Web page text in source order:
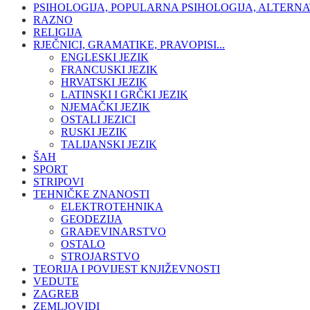
PSIHOLOGIJA, POPULARNA PSIHOLOGIJA,
RAZNO
RELIGIJA
RJEČNICI, GRAMATIKE, PRAVOPISI...
ENGLESKI JEZIK
FRANCUSKI JEZIK
HRVATSKI JEZIK
LATINSKI I GRČKI JEZIK
NJEMAČKI JEZIK
OSTALI JEZICI
RUSKI JEZIK
TALIJANSKI JEZIK
ŠAH
SPORT
STRIPOVI
TEHNIČKE ZNANOSTI
ELEKTROTEHNIKA
GEODEZIJA
GRAĐEVINARSTVO
OSTALO
STROJARSTVO
TEORIJA I POVIJEST KNJIŽEVNOSTI
VEDUTE
ZAGREB
ZEMLJOVIDI